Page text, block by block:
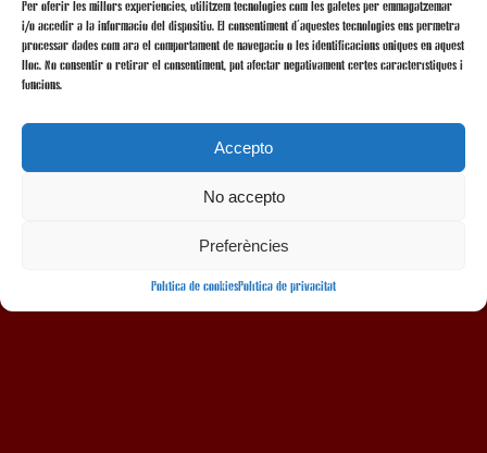
Per oferir les millors experiències, utilitzem tecnologies com les galetes per emmagatzemar
i/o accedir a la informació del dispositiu. El consentiment d'aquestes tecnologies ens permetrà
processar dades com ara el comportament de navegació o les identificacions úniques en aquest
lloc. No consentir o retirar el consentiment, pot afectar negativament certes característiques i
funcions.
Accepto
No accepto
Preferències
Política de cookiesPolítica de privacitat
AMB LA COL·LABORACIÓ